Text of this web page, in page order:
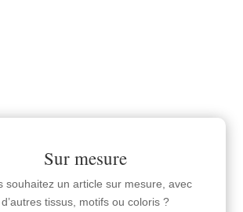
Sur mesure
souhaitez un article sur mesure, avec
d’autres tissus, motifs ou coloris ?